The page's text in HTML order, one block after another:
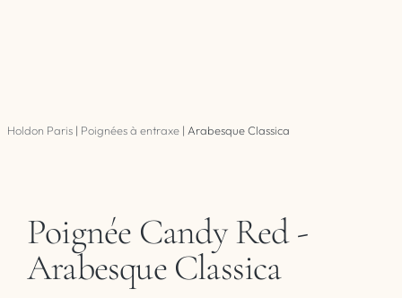
Holdon Paris | Poignées à entraxe | Arabesque Classica
Poignée Candy Red -
Arabesque Classica